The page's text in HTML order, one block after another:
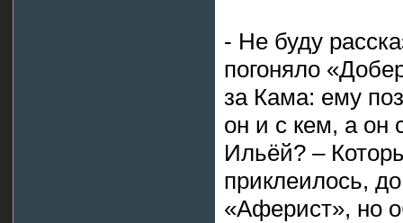
- Не буду
погоняло
за Кама: ему
он и с кем, а он
Ильёй? –
приклеилось,
«Аферист», но